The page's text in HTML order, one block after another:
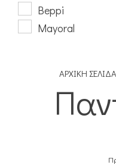
ΑΡΧΙΚΉ ΣΕΛΊΔΑ
Beppi
Mayoral